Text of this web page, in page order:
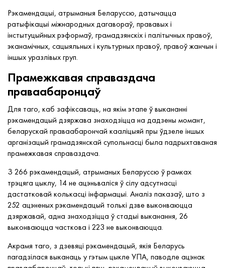
Рэкамендацыі, атрыманыя Беларуссю, датычацца
ратыфікацыі міжнародных дагавораў, прававых і
інстытуцыйных рэформаў, грамадзянскіх і палітычных правоў,
эканамічных, сацыяльных і культурных правоў, правоў жанчын і
іншых уразлівых груп.
Прамежкавая справаздача
праваабаронцаў
Для таго, каб зафіксаваць, на якім этапе ў выкананні
рэкамендацый дзяржава знаходзіцца на дадзены момант,
беларускай праваабарончай кааліцыяй пры ўдзеле іншых
арганізацый грамадзянскай супольнасці была падрыхтаваная
прамежкавая справаздача.
З 266 рэкамендацый, атрыманых Беларуссю ў рамках
трэцяга цыклу, 14 не ацэньваліся ў сілу адсутнасці
дастатковай колькасці інфармацыі. Аналіз паказаў, што з
252 ацэненых рэкамендацый толькі дзве выконваюцца
дзяржавай, адна знаходзіцца ў стадыі выканання, 26
выконваюцца часткова і 223 не выконваюцца.
Акрамя таго, з дзевяці рэкамендацый, якія Беларусь
пагадзілася выканаць у гэтым цыкле УПА, паводле ацэнак